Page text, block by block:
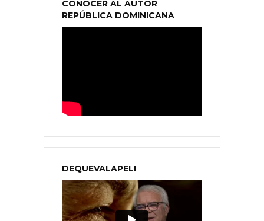
CONOCER AL AUTOR
REPÚBLICA DOMINICANA
DEQUEVALAPELI